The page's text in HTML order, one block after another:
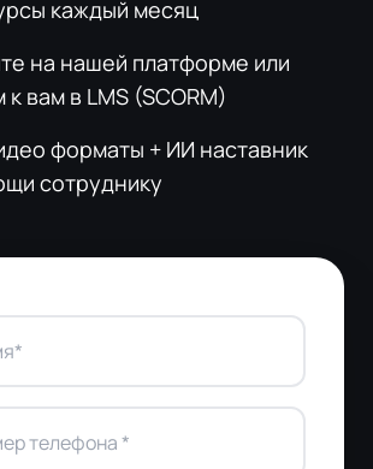
каждый месяц
на нашей платформе или
к вам в LMS (SCORM)
форматы + ИИ наставник
сотруднику